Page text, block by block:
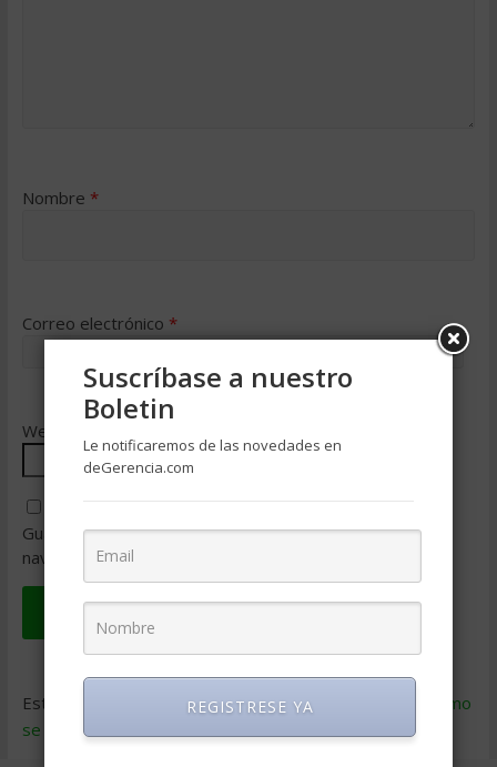
Nombre *
Correo electrónico *
Web
Guarda mi nombre, correo electrónico y web en este
navegador para la próxima vez que comente.
Este sitio usa Akismet para reducir el spam.
Aprende cómo
se procesan los datos de tus comentarios
Suscríbase a nuestro
Boletin
Le notificaremos de las novedades en
deGerencia.com
REGISTRESE YA